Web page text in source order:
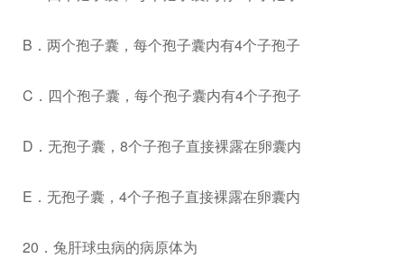
B．两个孢子囊，每个孢子囊内有4个子孢子
C．四个孢子囊，每个孢子囊内有4个子孢子
D．无孢子囊，8个子孢子直接裸露在卵囊内
E．无孢子囊，4个子孢子直接裸露在卵囊内
20．兔肝球虫病的病原体为